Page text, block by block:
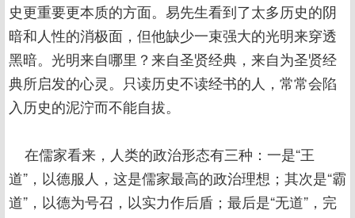
史更重要更本质的方面。易先生看到了太多历史的阴
暗和人性的消极面，但他缺少一束强大的光明来穿透
黑暗。光明来自哪里？来自圣贤经典，来自为圣贤经
典所启发的心灵。只读历史不读经书的人，常常会陷
入历史的泥泞而不能自拔。
在儒家看来，人类的政治形态有三种：一是“王
道”，以德服人，这是儒家最高的政治理想；其次是“霸
道”，以德为号召，以实力作后盾；最后是“无道”，完